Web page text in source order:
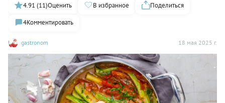
gastronom 18 мая 2025 г.
4.91 (11)Оценить В избранное
Поделиться
4Комментировать